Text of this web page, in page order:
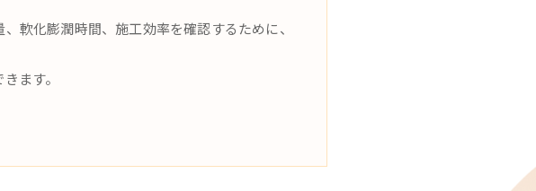
軟化膨潤時間、施工効率を確認するために、
ます。